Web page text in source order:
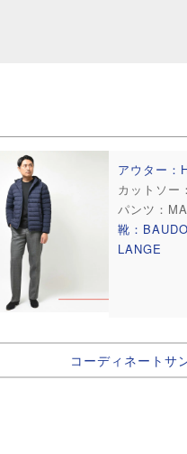
アウター：
カットソー
パンツ：
靴：
LANGE
コーディネートサ